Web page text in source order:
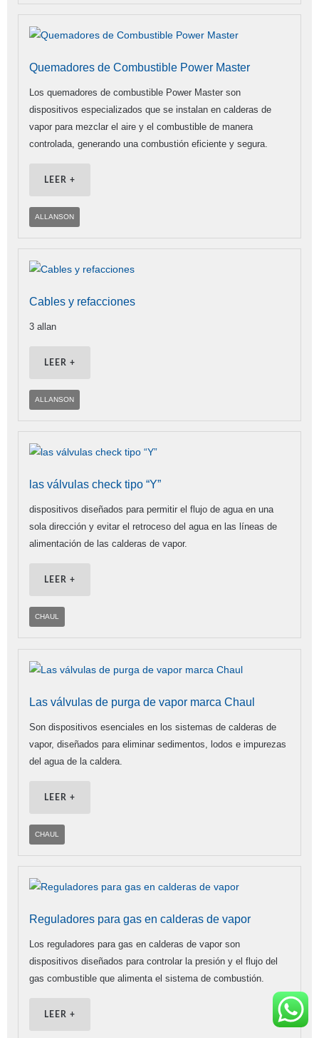
Quemadores de Combustible Power Master
Los quemadores de combustible Power Master son
dispositivos especializados que se instalan en calderas de
vapor para mezclar el aire y el combustible de manera
controlada, generando una combustión eficiente y segura.
LEER +
ALLANSON
Cables y refacciones
3 allan
LEER +
ALLANSON
las válvulas check tipo “Y”
dispositivos diseñados para permitir el flujo de agua en una
sola dirección y evitar el retroceso del agua en las líneas de
alimentación de las calderas de vapor.
LEER +
CHAUL
Las válvulas de purga de vapor marca Chaul
Son dispositivos esenciales en los sistemas de calderas de
vapor, diseñados para eliminar sedimentos, lodos e impurezas
del agua de la caldera.
LEER +
CHAUL
Reguladores para gas en calderas de vapor
Los reguladores para gas en calderas de vapor son
dispositivos diseñados para controlar la presión y el flujo del
gas combustible que alimenta el sistema de combustión.
LEER +